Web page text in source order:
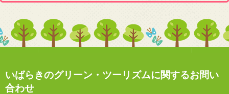
いばらきのグリーン・ツーリズムに関するお問い
合わせ